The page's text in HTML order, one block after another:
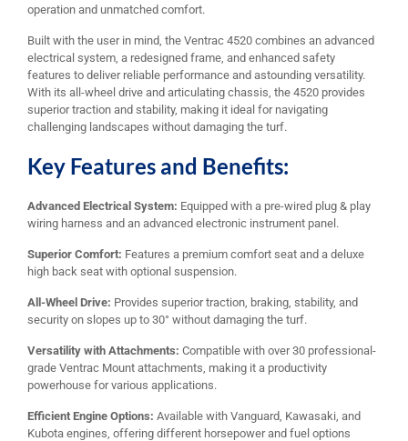
operation and unmatched comfort.
Built with the user in mind, the Ventrac 4520 combines an advanced
electrical system, a redesigned frame, and enhanced safety
features to deliver reliable performance and astounding versatility.
With its all-wheel drive and articulating chassis, the 4520 provides
superior traction and stability, making it ideal for navigating
challenging landscapes without damaging the turf.
Key Features and Benefits:
Advanced Electrical System: Equipped with a pre-wired plug & play
wiring harness and an advanced electronic instrument panel.
Superior Comfort: Features a premium comfort seat and a deluxe
high back seat with optional suspension.
All-Wheel Drive: Provides superior traction, braking, stability, and
security on slopes up to 30° without damaging the turf.
Versatility with Attachments: Compatible with over 30 professional-
grade Ventrac Mount attachments, making it a productivity
powerhouse for various applications.
Efficient Engine Options: Available with Vanguard, Kawasaki, and
Kubota engines, offering different horsepower and fuel options